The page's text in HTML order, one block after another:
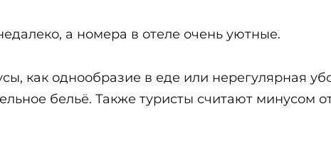
а номера в отеле очень уютные.
как однообразие в еде или нерегулярная
бельё. Также туристы считают минусом